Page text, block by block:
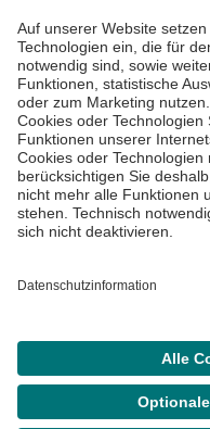
Impressum
©Asklepios Kliniken